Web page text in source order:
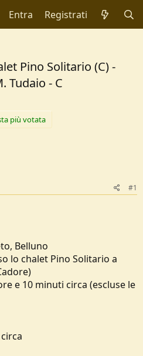
Entra Registrati
Pino Solitario (C) -
Tudaio - C
più votata
#1
Belluno
lo chalet Pino Solitario a
e 10 minuti circa (escluse le